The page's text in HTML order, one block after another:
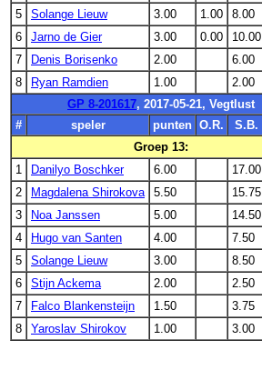
5
Solange Lieuw 3.00 1.00 8.00
6
Jarno de Gier 3.00 0.00 10.00
7
Denis Borisenko 2.00 6.00
8
Ryan Ramdien 1.00 2.00
GP 8-201617, 2017-05-21, Vegtlust
#
speler punten O.R. S.B.
Groep 13:
1
Danilyo Boschker 6.00 17.00
2
Magdalena Shirokova 5.50 15.75
3
Noa Janssen 5.00 14.50
4
Hugo van Santen 4.00 7.50
5
Solange Lieuw 3.00 8.50
6
Stijn Ackema 2.00 2.50
7
Falco Blankensteijn 1.50 3.75
8
Yaroslav Shirokov 1.00 3.00